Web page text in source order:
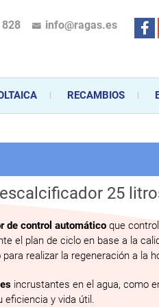
info@ragas.es
RECAMBIOS
25
de control automático que
el plan de ciclo en base a la
para realizar la regeneración a la
incrustantes en el agua, como
eficiencia y vida útil.